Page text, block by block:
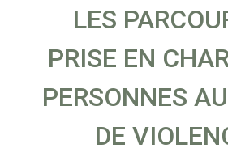
LES
PRISE EN
PERSONNES
DE